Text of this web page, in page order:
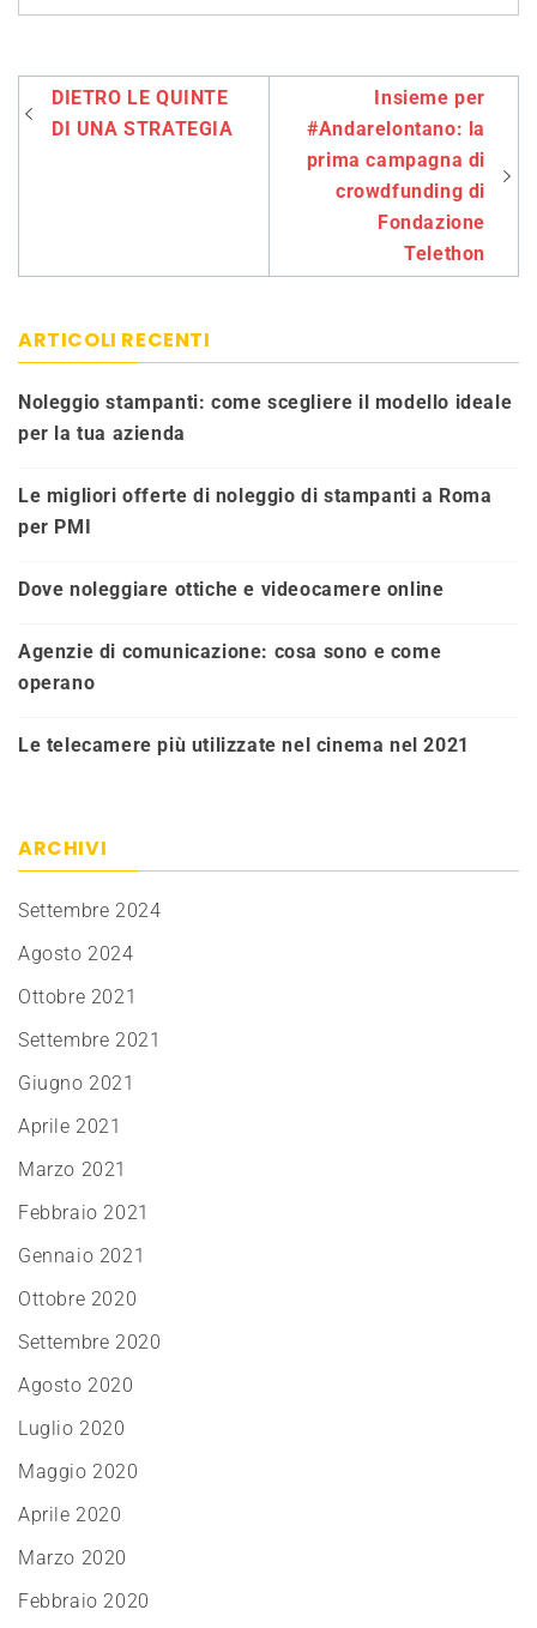
Navigazione
articoli
DIETRO LE QUINTE
DI UNA STRATEGIA
Insieme per
#Andarelontano: la
prima campagna di
crowdfunding di
Fondazione
Telethon
ARTICOLI RECENTI
Noleggio stampanti: come scegliere il modello ideale
per la tua azienda
Le migliori offerte di noleggio di stampanti a Roma
per PMI
Dove noleggiare ottiche e videocamere online
Agenzie di comunicazione: cosa sono e come
operano
Le telecamere più utilizzate nel cinema nel 2021
ARCHIVI
Settembre 2024
Agosto 2024
Ottobre 2021
Settembre 2021
Giugno 2021
Aprile 2021
Marzo 2021
Febbraio 2021
Gennaio 2021
Ottobre 2020
Settembre 2020
Agosto 2020
Luglio 2020
Maggio 2020
Aprile 2020
Marzo 2020
Febbraio 2020